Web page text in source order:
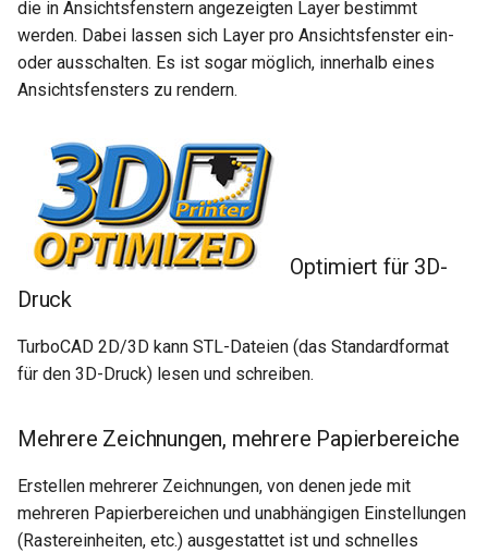
die in Ansichtsfenstern angezeigten Layer bestimmt
werden. Dabei lassen sich Layer pro Ansichtsfenster ein-
oder ausschalten. Es ist sogar möglich, innerhalb eines
Ansichtsfensters zu rendern.
Optimiert für 3D-
Druck
TurboCAD 2D/3D kann STL-Dateien (das Standardformat
für den 3D-Druck) lesen und schreiben.
Mehrere Zeichnungen, mehrere Papierbereiche
Erstellen mehrerer Zeichnungen, von denen jede mit
mehreren Papierbereichen und unabhängigen Einstellungen
(Rastereinheiten, etc.) ausgestattet ist und schnelles